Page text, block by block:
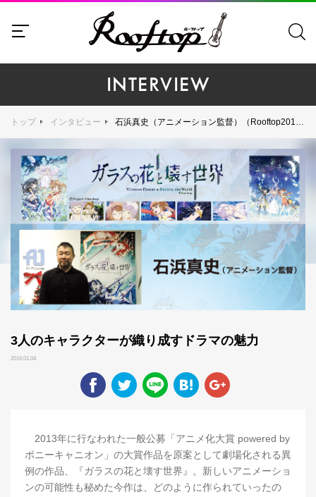
INTERVIEW
トップ インタビュー 石浜真史（アニメーション監督）（Rooftop2016年1月号）
3人のキャラクターが織り成すドラマの魅力
2016.01.04
2013年に行なわれた一般公募「アニメ化大賞 powered by
ポニーキャニオン」の大賞作品を原案として劇場化される異
例の作品、『ガラスの花と壊す世界』。新しいアニメーショ
ンの可能性も秘めた今作は、どのように作られていったの